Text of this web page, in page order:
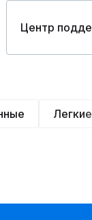
Центр
Легкие